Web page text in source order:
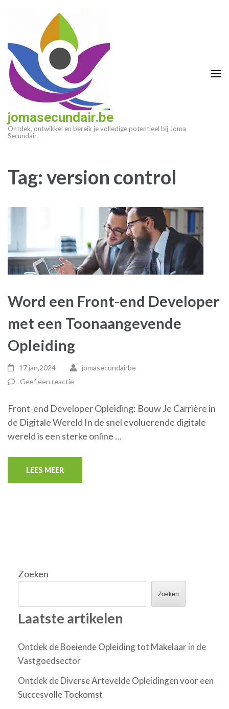
(druk
enter)
jomasecundair.be
Ontdek, ontwikkel en bereik je volledige potentieel bij Joma
Secundair.
Tag:version control
Word een Front-end Developer
met een Toonaangevende
Opleiding
17 jan,2024
jomasecundairbe
Geef een reactie
Front-end Developer Opleiding: Bouw Je Carrière in
de Digitale Wereld In de snel evoluerende digitale
wereld is een sterke online …
LEES MEER
Zoeken
Zoeken
Laatste artikelen
Ontdek de Boeiende Opleiding tot Makelaar in de
Vastgoedsector
Ontdek de Diverse Artevelde Opleidingen voor een
Succesvolle Toekomst